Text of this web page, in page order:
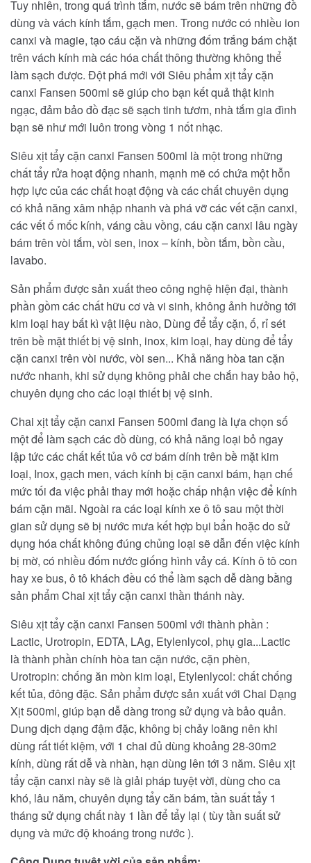
Tuy nhiên, trong quá trình tắm, nước sẽ bám trên những đồ
dùng và vách kính tắm, gạch men. Trong nước có nhiều ion
canxi và magie, tạo cáu cặn và những đốm trắng bám chặt
trên vách kính mà các hóa chất thông thường không thể
làm sạch được. Đột phá mới với Siêu phẩm xịt tẩy cặn
canxi Fansen 500ml sẽ giúp cho bạn kết quả thật kinh
ngạc, đảm bảo đồ đạc sẽ sạch tinh tươm, nhà tắm gia đình
bạn sẽ như mới luôn trong vòng 1 nốt nhạc.
Siêu xịt tẩy cặn canxi Fansen 500ml là một trong những
chất tẩy rửa hoạt động nhanh, mạnh mẽ có chứa một hỗn
hợp lực của các chất hoạt động và các chất chuyên dụng
có khả năng xâm nhập nhanh và phá vỡ các vết cặn canxi,
các vết ố mốc kính, váng cầu vồng, cáu cặn canxi lâu ngày
bám trên vòi tắm, vòi sen, inox – kính, bồn tắm, bồn cầu,
lavabo.
Sản phẩm được sản xuất theo công nghệ hiện đại, thành
phần gồm các chất hữu cơ và vi sinh, không ảnh hưởng tới
kim loại hay bất kì vật liệu nào, Dùng để tẩy cặn, ố, rỉ sét
trên bề mặt thiết bị vệ sinh, inox, kim loại, hay dùng để tẩy
cặn canxi trên vòi nước, vòi sen... Khả năng hòa tan cặn
nước nhanh, khi sử dụng không phải che chắn hay bảo hộ,
chuyên dụng cho các loại thiết bị vệ sinh.
Chai xịt tẩy cặn canxi Fansen 500ml đang là lựa chọn số
một để làm sạch các đồ dùng, có khả năng loại bỏ ngay
lập tức các chất kết tủa vô cơ bám dính trên bề mặt kim
loại, Inox, gạch men, vách kính bị cặn canxi bám, hạn chế
mức tối đa việc phải thay mới hoặc chấp nhận việc để kính
bám cặn mãi. Ngoài ra các loại kính xe ô tô sau một thời
gian sử dụng sẽ bị nước mưa kết hợp bụi bẩn hoặc do sử
dụng hóa chất không đúng chủng loại sẽ dẫn đến việc kính
bị mờ, có nhiều đốm nước giống hình vảy cá. Kính ô tô con
hay xe bus, ô tô khách đều có thể làm sạch dễ dàng bằng
sản phẩm Chai xịt tẩy cặn canxi thần thánh này.
Siêu xịt tẩy cặn canxi Fansen 500ml với thành phần :
Lactic, Urotropin, EDTA, LAg, Etylenlycol, phụ gia...Lactic
là thành phần chính hòa tan cặn nước, cặn phèn,
Urotropin: chống ăn mòn kim loại, Etylenlycol: chất chống
kết tủa, đông đặc. Sản phẩm được sản xuất với Chai Dạng
Xịt 500ml, giúp bạn dễ dàng trong sử dụng và bảo quản.
Dung dịch dạng đậm đặc, không bị chảy loãng nên khi
dùng rất tiết kiệm, với 1 chai đủ dùng khoảng 28-30m2
kính, dùng rất dễ và nhàn, hạn dùng lên tới 3 năm. Siêu xịt
tẩy cặn canxi này sẽ là giải pháp tuyệt vời, dùng cho ca
khó, lâu năm, chuyên dụng tẩy căn bám, tần suất tẩy 1
tháng sử dụng chất này 1 lần để tẩy lại ( tùy tần suất sử
dụng và mức độ khoáng trong nước ).